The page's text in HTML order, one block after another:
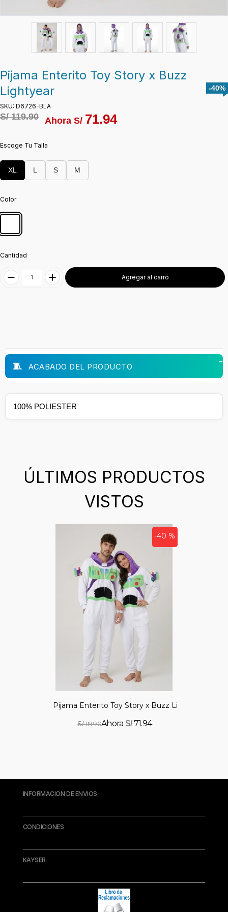
Pijama Enterito Toy Story x Buzz
Lightyear
SKU: D6726-BLA
S/119.90 Ahora S/ 71.94
-40%
Escoge Tu Talla
XL L S M
Color
Cantidad
Agregar al carro
ACABADO DEL PRODUCTO
100% POLIESTER
ÚLTIMOS PRODUCTOS
VISTOS
-40 %
Pijama Enterito Toy Story x Buzz Lightyear
S/119.90 S/71.94
INFORMACION DE ENVIOS
CONDICIONES
KAYSER